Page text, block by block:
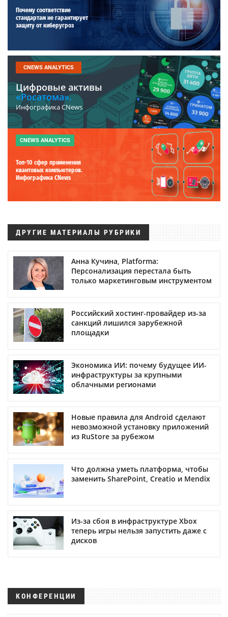
Почему соответствие
стандартам не гарантирует
защиту от киберугроз
CNEWS ANALYTICS
Цифровые активы
«Росатома».
Инфографика CNews
CNEWS ANALYTICS
Топ-10 сфер применения
квантовых компьютеров.
Инфографика CNews
ДРУГИЕ МАТЕРИАЛЫ РУБРИКИ
Анна Кучина, Platforma:
Персонализация перестала быть
только маркетинговым инструментом
Российский хостинг-провайдер из-за
санкций лишился зарубежной
площадки
Экономика ИИ: почему будущее ИИ-
инфраструктуры за крупными
облачными регионами
Новые правила для Android сделают
невозможной установку приложений
из RuStore за рубежом
Что должна уметь платформа, чтобы
заменить SharePoint, Creatio и Mendix
Из-за сбоя в инфраструктуре Xbox
теперь игры нельзя запустить даже с
дисков
КОНФЕРЕНЦИИ